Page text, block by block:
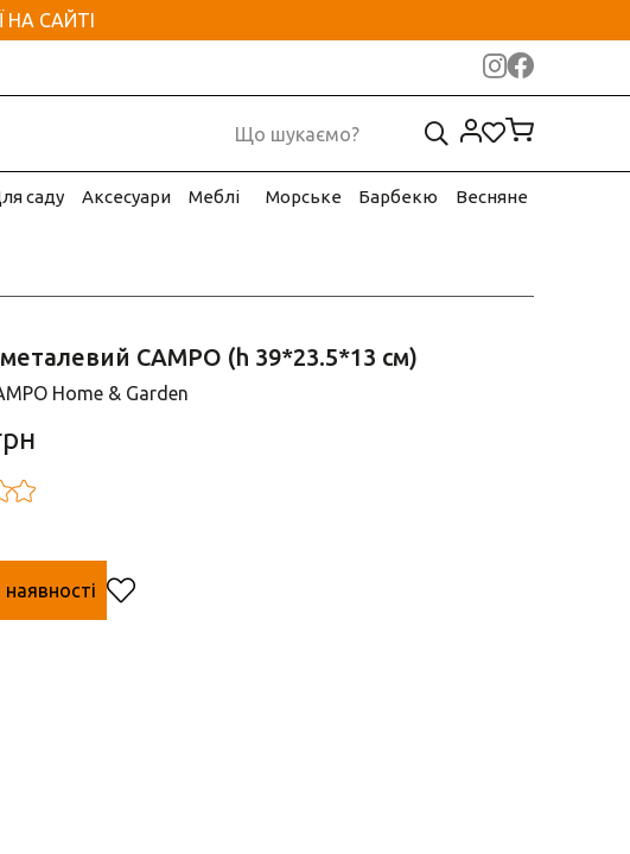
НА САЙТІ
саду Аксесуари Меблі Морське Барбекю Весняне
CAMPO (h 39*23.5*13 см)
Home & Garden